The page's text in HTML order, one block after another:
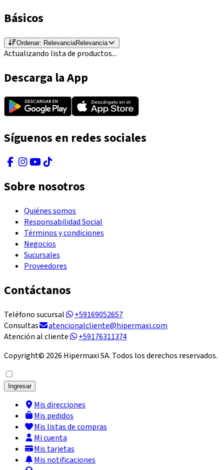
Básicos
Ordenar: RelevanciaRelevancia
Actualizando lista de productos...
Descarga la App
Síguenos en redes sociales
Sobre nosotros
Quiénes somos
Responsabilidad Social
Términos y condiciones
Negocios
Sucursales
Proveedores
Contáctanos
Teléfono sucursal
+59169052657
Consultas
atencionalcliente@hipermaxi.com
Atención al cliente
+59176311374
Copyright© 2026 Hipermaxi SA. Todos los derechos reservados.
Ingresar
Mis direcciones
Mis pedidos
Mis listas de compras
Mi cuenta
Mis tarjetas
Mis notificaciones